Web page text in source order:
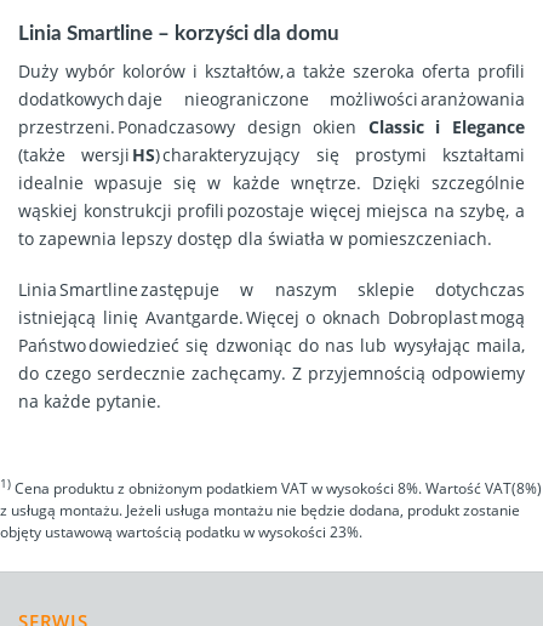
Linia Smartline – korzyści dla domu
Duży wybór kolorów i kształtów, a także szeroka oferta profili
dodatkowych daje nieograniczone możliwości aranżowania
przestrzeni. Ponadczasowy design okien Classic i Elegance
(także wersji HS) charakteryzujący się prostymi kształtami
idealnie wpasuje się w każde wnętrze. Dzięki szczególnie
wąskiej konstrukcji profili pozostaje więcej miejsca na szybę, a
to zapewnia lepszy dostęp dla światła w pomieszczeniach.
Linia Smartline zastępuje w naszym sklepie dotychczas
istniejącą linię Avantgarde. ​​​​​​Więcej o oknach Dobroplast mogą
Państwo dowiedzieć się dzwoniąc do nas lub wysyłając maila,
do czego serdecznie zachęcamy. Z przyjemnością odpowiemy
na każde pytanie.
1) Cena produktu z obniżonym podatkiem VAT w wysokości 8%. Wartość VAT(8%)
z usługą montażu. Jeżeli usługa montażu nie będzie dodana, produkt zostanie
objęty ustawową wartością podatku w wysokości 23%.
SERWIS